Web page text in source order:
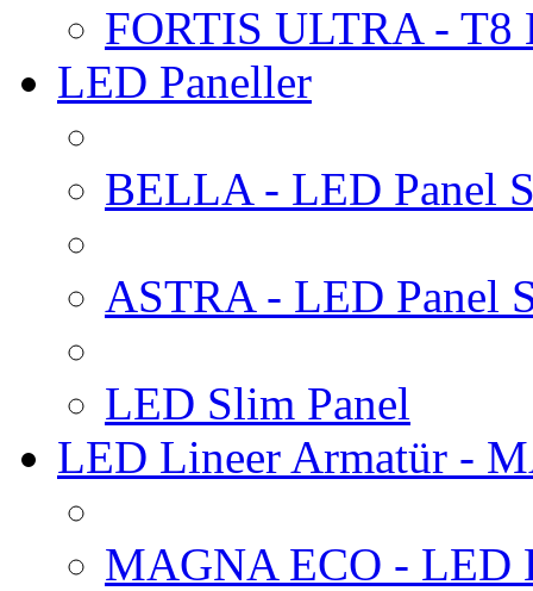
FORTIS ULTRA - T8
LED Paneller
BELLA - LED Panel
ASTRA - LED Panel
LED Slim Panel
LED Lineer Armatür -
MAGNA ECO - LED